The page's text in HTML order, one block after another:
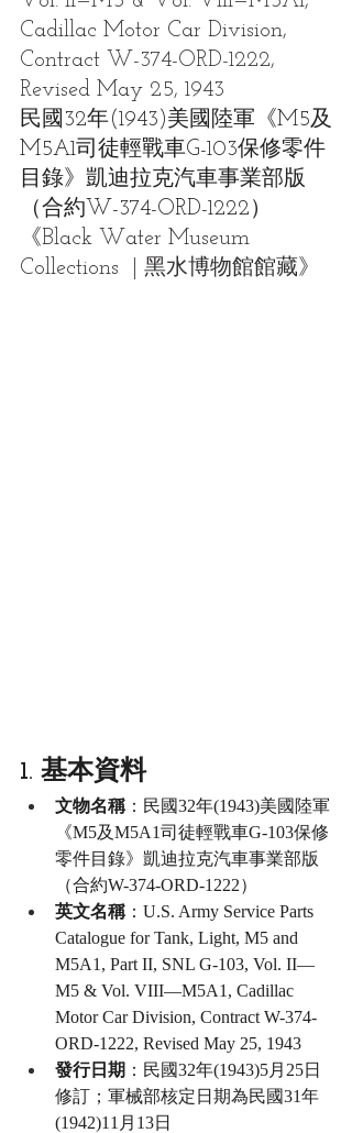
Cadillac Motor Car Division,
Contract W-374-ORD-1222,
Revised May 25, 1943
民國32年(1943)美國陸軍《M5及
M5A1司徒輕戰車G-103保修零件
目錄》凱迪拉克汽車事業部版
（合約W-374-ORD-1222）
《Black Water Museum
Collections  | 黑水博物館館藏》
1. 基本資料
文物名稱：民國32年(1943)美國陸軍
《M5及M5A1司徒輕戰車G-103保修
零件目錄》凱迪拉克汽車事業部版
（合約W-374-ORD-1222）
英文名稱：U.S. Army Service Parts
Catalogue for Tank, Light, M5 and
M5A1, Part II, SNL G-103, Vol. II—
M5 & Vol. VIII—M5A1, Cadillac
Motor Car Division, Contract W-374-
ORD-1222, Revised May 25, 1943
發行日期 ：民國32年(1943)5月25日
修訂；軍械部核定日期為民國31年
(1942)11月13日